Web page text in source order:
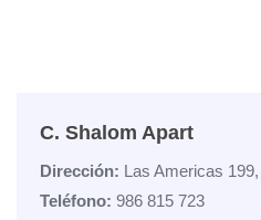
C. Shalom Apart
Dirección: Las Americas
Teléfono: 986 815 723